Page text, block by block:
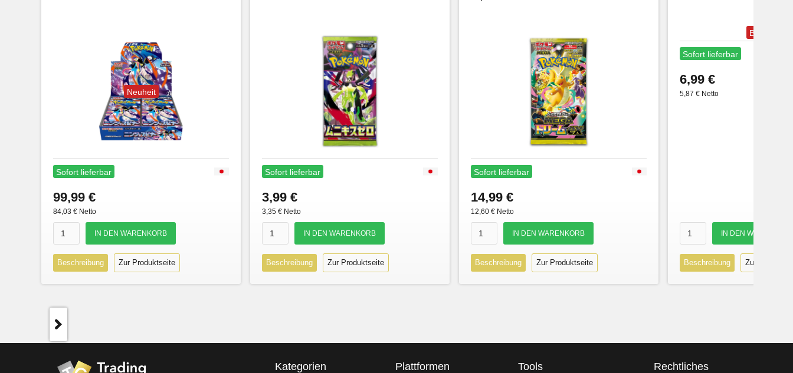
Neuheit
Sofort lieferbar
99,99 €
84,03 € Netto
Beschreibung Zur Produktseite
Sofort lieferbar
3,99 €
3,35 € Netto
Beschreibung Zur Produktseite
Sofort lieferbar
14,99 €
12,60 € Netto
Beschreibung Zur Produktseite
Bestseller
Sofort lieferbar
6,99 €
5,87 € Netto
Beschreibung Zur
Kategorien Plattformen Tools Rechtliches